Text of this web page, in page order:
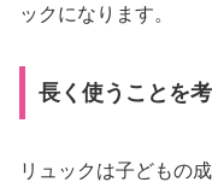
ックになります。
長く使うことを
リュックは子どもの